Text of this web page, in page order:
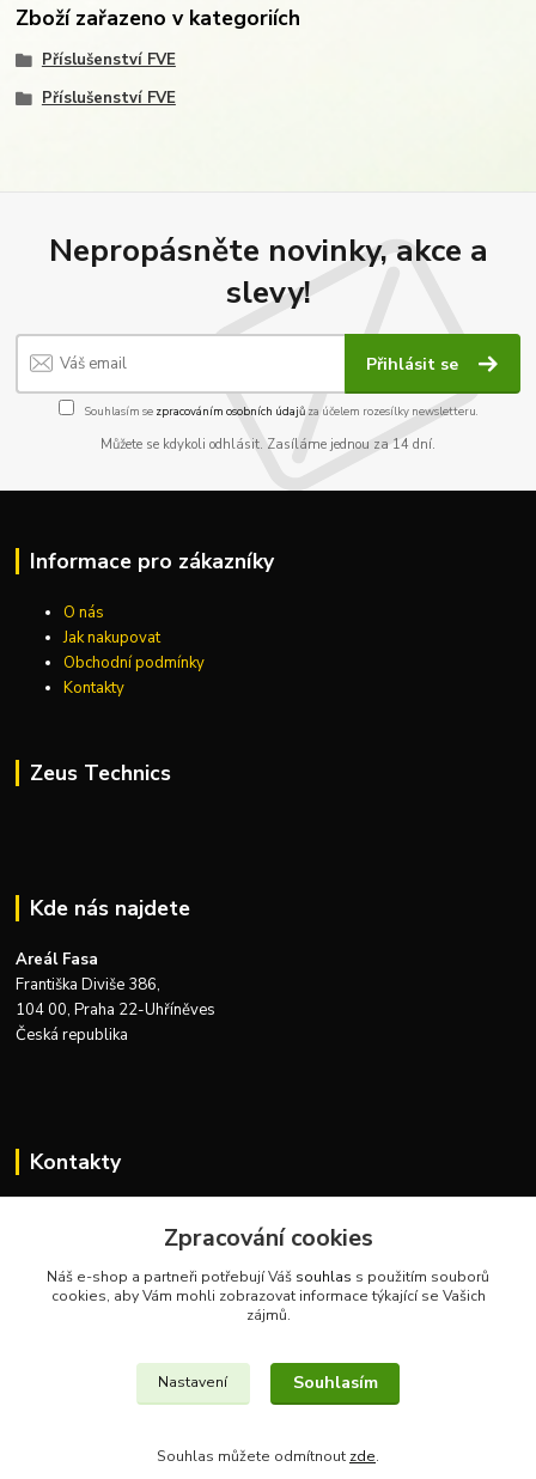
Zboží zařazeno v kategoriích
Příslušenství FVE
Příslušenství FVE
Nepropásněte novinky, akce a
slevy!
Přihlásit se
Souhlasím se zpracováním osobních údajůza účelem rozesílky newsletteru.
Můžete se kdykoli odhlásit. Zasíláme jednou za 14 dní.
Informace pro zákazníky
O nás
Jak nakupovat
Obchodní podmínky
Kontakty
Zeus Technics
Kde nás najdete
Areál Fasa
Františka Diviše 386,
104 00, Praha 22-Uhříněves
Česká republika
Kontakty
+420 732 915 376
info@zeustechnics.cz
Zpracování cookies
Náš e-shop a partneři potřebují Váš souhlas s použitím souborů
cookies, aby Vám mohli zobrazovat informace týkající se Vašich
zájmů.
Nastavení Souhlasím
Souhlas můžete odmítnout zde.